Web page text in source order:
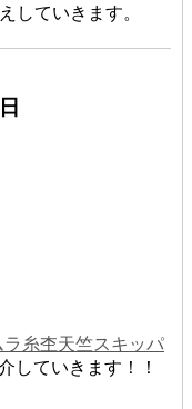
していきます。
糸杢天竺スキッパ
していきます！！